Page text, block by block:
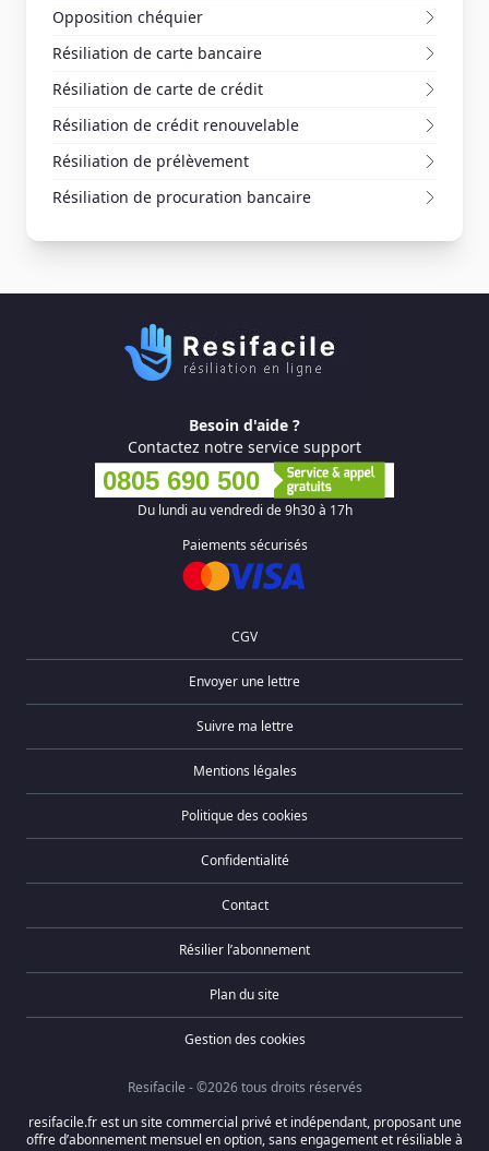
Opposition chéquier
Résiliation de carte bancaire
Résiliation de carte de crédit
Résiliation de crédit renouvelable
Résiliation de prélèvement
Résiliation de procuration bancaire
Besoin d'aide ?
Contactez notre service support
0805 690 500
Du lundi au vendredi de 9h30 à 17h
Paiements sécurisés
CGV
Envoyer une lettre
Suivre ma lettre
Mentions légales
Politique des cookies
Confidentialité
Contact
Résilier l’abonnement
Plan du site
Gestion des cookies
Resifacile - ©2026 tous droits réservés
resifacile.fr est un site commercial privé et indépendant, proposant une
offre d’abonnement mensuel en option, sans engagement et résiliable à